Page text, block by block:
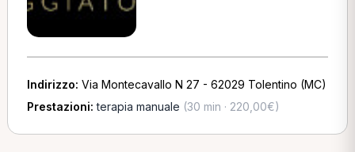
Indirizzo: Via Montecavallo N 27 - 62029 Tolentino (MC)
Prestazioni:terapia manuale (30 min · 220,00€)